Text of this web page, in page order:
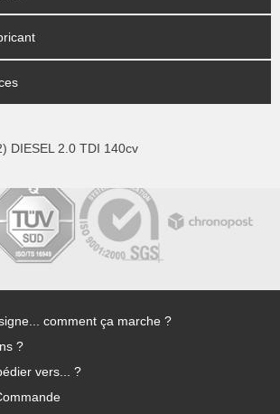
DIESEL 2.0 TDI 140cv
comment ça marche ?
?
vers... ?